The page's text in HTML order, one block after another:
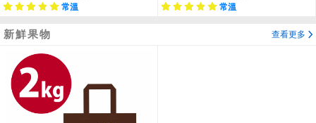
常溫
常溫
新鮮果物 查看更多